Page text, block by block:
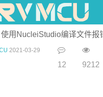
使用NucleiStudio编译文件报
2021-03-29
12 9212